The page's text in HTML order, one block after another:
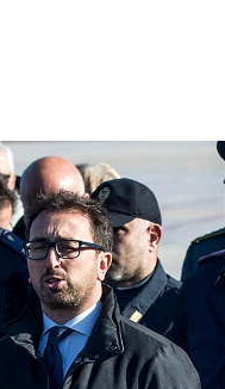
calcio 2026